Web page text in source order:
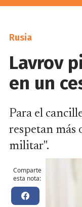
Rusia
Lavrov
en un
Para el
respetan más
militar".
Comparte
esta nota: